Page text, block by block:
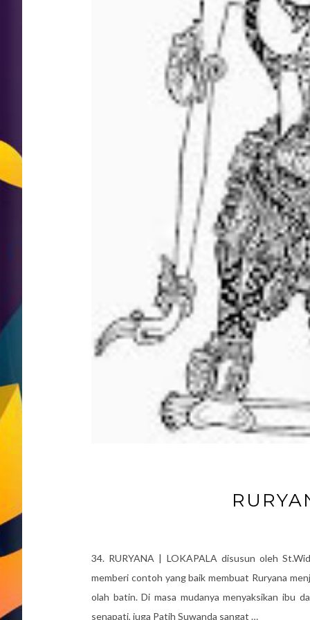
34. RURYANA | LOKAPALA disusun oleh
memberi contoh yang baik membuat Ruryana
olah batin. Di masa mudanya menyaksikan ibu
senapati, juga Patih Suwanda sangat …